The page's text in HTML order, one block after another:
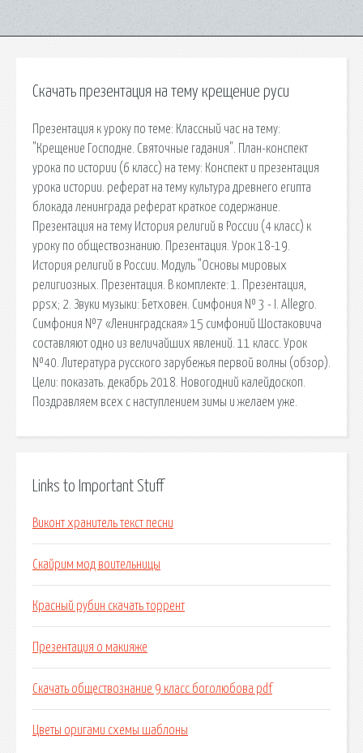
Скачать презентация на тему крещение руси
Презентация к уроку по теме: Классный час на тему:
"Крещение Господне. Святочные гадания". План-конспект
урока по истории (6 класс) на тему: Конспект и презентация
урока истории. реферат на тему культура древнего египта
блокада ленинграда реферат краткое содержание.
Презентация на тему История религий в России (4 класс) к
уроку по обществознанию. Презентация. Урок 18-19.
История религий в России. Модуль "Основы мировых
религиозных. Презентация. В комплекте: 1. Презентация,
ppsx; 2. Звуки музыки: Бетховен. Симфония № 3 - I. Allegro.
Симфония №7 «Ленинградская» 15 симфоний Шостаковича
составляют одно из величайших явлений. 11 класс. Урок
№40. Литература русского зарубежья первой волны (обзор).
Цели: показать. декабрь 2018. Новогодний калейдоскоп.
Поздравляем всех с наступлением зимы и желаем уже.
Links to Important Stuff
Виконт хранитель текст песни
Скайрим мод воительницы
Красный рубин скачать торрент
Презентация о макияже
Скачать обществознание 9 класс боголюбова pdf
Цветы оригами схемы шаблоны